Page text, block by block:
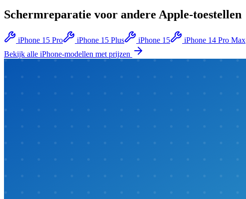
Schermreparatie voor andere Apple-toestellen
iPhone 15 Pro iPhone 15 Plus iPhone 15 iPhone 14 Pro Max
Bekijk alle iPhone-modellen met prijzen